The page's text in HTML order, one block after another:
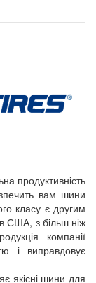
продуктивність
вам шини
класу є другим
США, з більш ніж
компанії
і виправдовує
якісні шини для